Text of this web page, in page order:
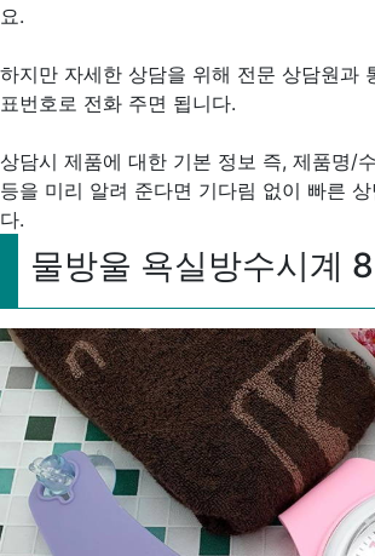
요.
하지만 자세한 상담을 위해 전문 상담원과
표번호로 전화 주면 됩니다.
상담시 제품에 대한 기본 정보 즉, 제품명/
등을 미리 알려 준다면 기다림 없이 빠른
다.
물방울 욕실방수시계